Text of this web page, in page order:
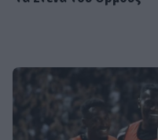
στο Φισκάρδο, το
Παντζόπουλο & η